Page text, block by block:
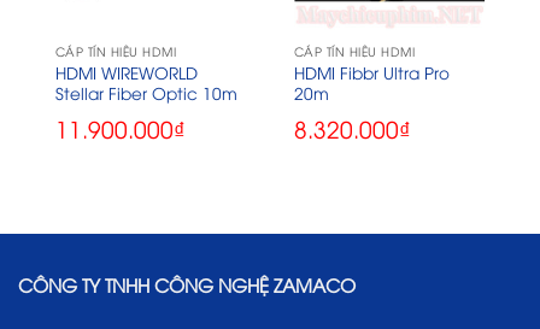
CÁP TÍN HIỆU HDMI
HDMI WIREWORLD
Stellar Fiber Optic 10m
11.900.000₫
CÁP TÍN HIỆU HDMI
HDMI Fibbr Ultra Pro
20m
8.320.000₫
CÔNG TY TNHH CÔNG NGHỆ ZAMACO